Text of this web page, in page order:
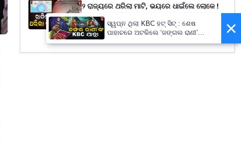
୨ ରାଜ୍ୟରେ ଥରିଲା ମାଟି, ଭୟରେ ଧାଇଁଲେ ଲୋକେ !
ପାଣିପାଗ...
August 09, 2026
ସ୍ୱପ୍ନ ଥିଲା KBC ହଟ୍ ସିଟ୍ :
ପାହାଚରେ ଅଟକିଲେ ‘ଜଙ୍ଗଲ